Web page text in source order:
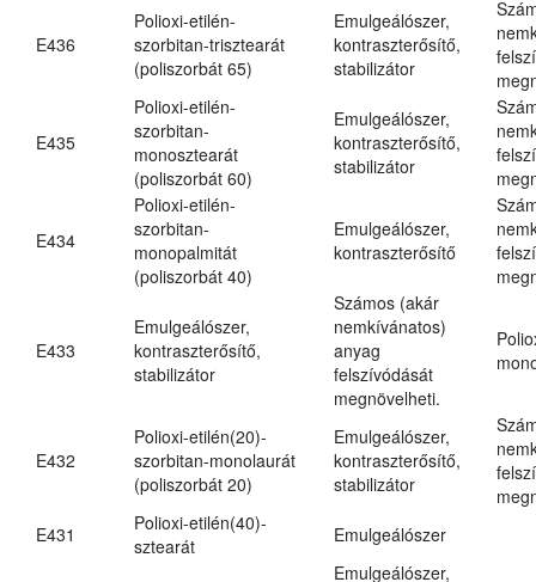
E436
Polioxi-etilén-
szorbitan-trisztearát
(poliszorbát 65)
Emulgeálószer,
kontraszterősítő,
stabilizátor
E435
Polioxi-etilén-
szorbitan-
monosztearát
(poliszorbát 60)
Emulgeálószer,
kontraszterősítő,
stabilizátor
E434
Polioxi-etilén-
szorbitan-
monopalmitát
(poliszorbát 40)
Emulgeálószer,
kontraszterősítő
E433
Emulgeálószer,
kontraszterősítő,
stabilizátor
Számos (akár
nemkívánatos)
anyag
felszívódását
megnövelheti.
E432
Polioxi-etilén(20)-
szorbitan-monolaurát
(poliszorbát 20)
Emulgeálószer,
kontraszterősítő,
stabilizátor
E431
Polioxi-etilén(40)-
sztearát
Emulgeálószer
Emulgeálószer,